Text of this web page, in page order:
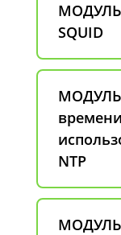
МОДУЛЬ
SQUID
МОДУЛЬ
NTP
МОДУЛЬ